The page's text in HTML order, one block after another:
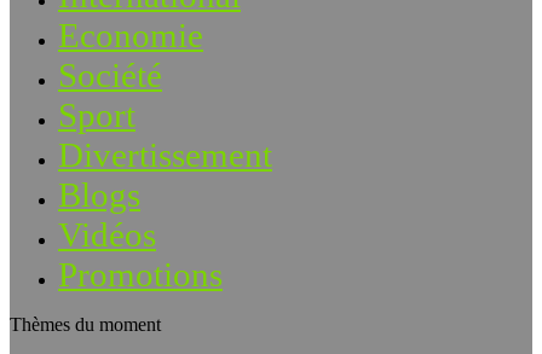
Economie
Société
Sport
Divertissement
Blogs
Vidéos
Promotions
Thèmes du moment